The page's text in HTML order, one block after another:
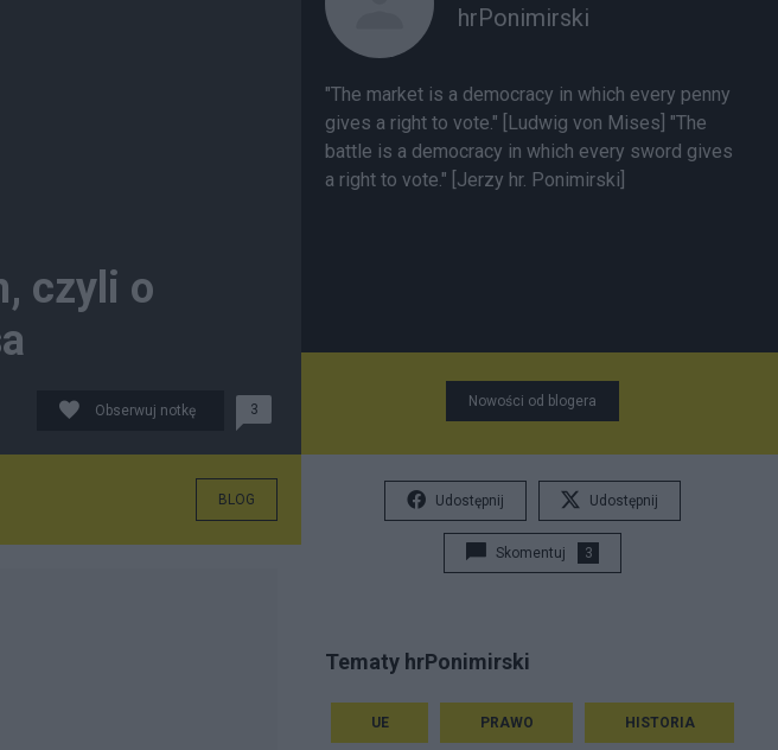
czyli o
Obserwuj notkę 3
BLOG
hrPonimirski
"The market is a democracy in which every penny
gives a right to vote." [Ludwig von Mises] "The
battle is a democracy in which every sword gives
a right to vote." [Jerzy hr. Ponimirski]
Nowości od blogera
Udostępnij Udostępnij
Skomentuj 3
Tematy hrPonimirski
UE PRAWO HISTORIA